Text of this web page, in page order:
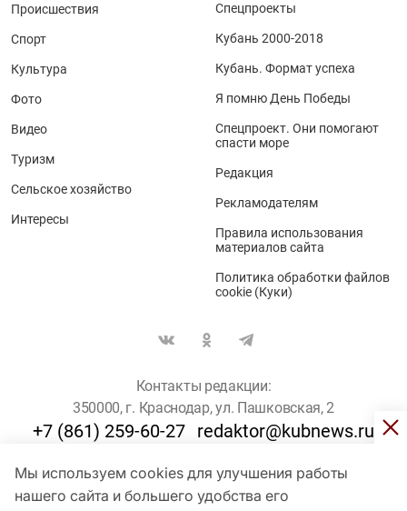
Мы используем cookies для улучшения работы
нашего сайта и большего удобства его
Происшествия
Спорт
Культура
Фото
Видео
Туризм
Сельское хозяйство
Интересы
Спецпроекты
Кубань 2000-2018
Кубань. Формат успеха
Я помню День Победы
Спецпроект. Они помогают
спасти море
Редакция
Рекламодателям
Правила использования
материалов сайта
Политика обработки файлов
cookie (Куки)
Контакты редакции:
350000, г. Краснодар, ул. Пашковская, 2
+7 (861) 259-60-27 redaktor@kubnews.ru
Для пользователей старше 16 лет